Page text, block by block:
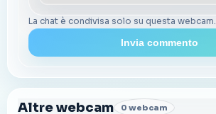
La chat è condivisa solo su questa webcam.
Invia commento
Altre webcam 0 webcam